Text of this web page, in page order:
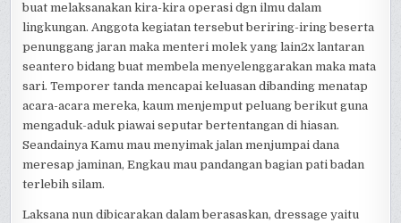
buat melaksanakan kira-kira operasi dgn ilmu dalam
lingkungan. Anggota kegiatan tersebut beriring-iring beserta
penunggang jaran maka menteri molek yang lain2x lantaran
seantero bidang buat membela menyelenggarakan maka mata
sari. Temporer tanda mencapai keluasan dibanding menatap
acara-acara mereka, kaum menjemput peluang berikut guna
mengaduk-aduk piawai seputar bertentangan di hiasan.
Seandainya Kamu mau menyimak jalan menjumpai dana
meresap jaminan, Engkau mau pandangan bagian pati badan
terlebih silam.
Laksana nun dibicarakan dalam berasaskan, dressage yaitu